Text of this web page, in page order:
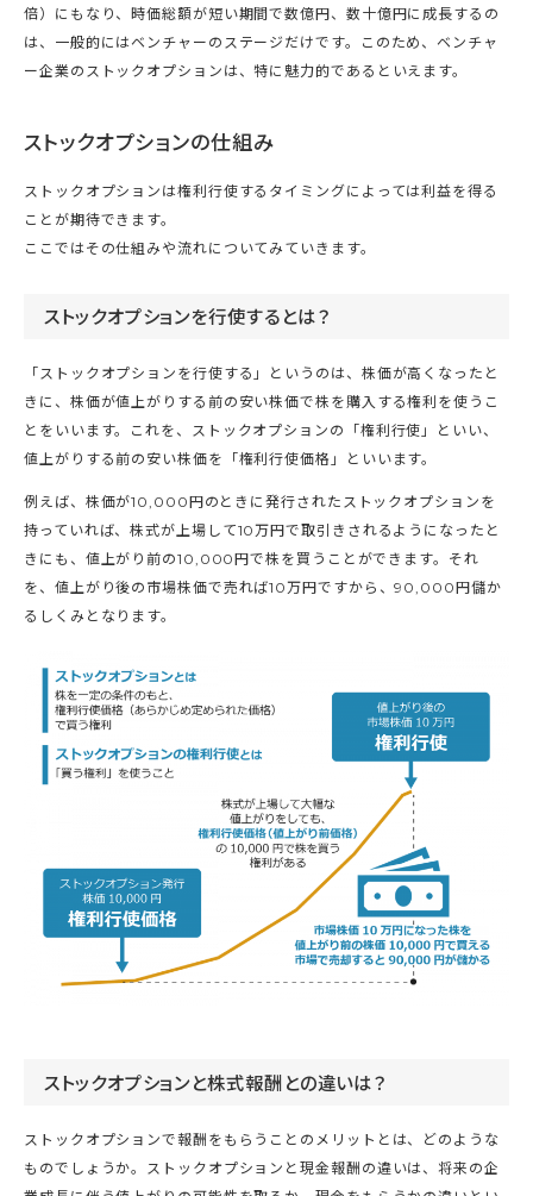
倍）にもなり、時価総額が短い期間で数億円、数十億円に成長するの
は、一般的にはベンチャーのステージだけです。このため、ベンチャ
ー企業のストックオプションは、特に魅力的であるといえます。
ストックオプションの仕組み
ストックオプションは権利行使するタイミングによっては利益を得る
ことが期待できます。
ここではその仕組みや流れについてみていきます。
ストックオプションを行使するとは？
「ストックオプションを行使する」というのは、株価が高くなったと
きに、株価が値上がりする前の安い株価で株を購入する権利を使うこ
とをいいます。これを、ストックオプションの「権利行使」といい、
値上がりする前の安い株価を「権利行使価格」といいます。
例えば、株価が10,000円のときに発行されたストックオプションを
持っていれば、株式が上場して10万円で取引きされるようになったと
きにも、値上がり前の10,000円で株を買うことができます。それ
を、値上がり後の市場株価で売れば10万円ですから、90,000円儲か
るしくみとなります。
ストックオプションと株式報酬との違いは？
ストックオプションで報酬をもらうことのメリットとは、どのような
ものでしょうか。ストックオプションと現金報酬の違いは、将来の企